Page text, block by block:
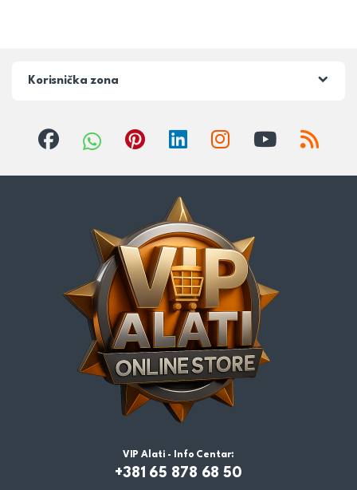
Korisnička zona
VIP Alati - Info Centar:
+381 65 878 68 50